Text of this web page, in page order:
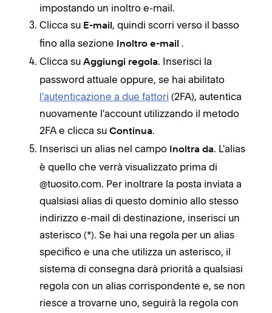
impostando un inoltro e-mail.
Clicca su E-mail , quindi scorri verso il basso
fino alla sezione
Inoltro e-mail
.
Clicca su Aggiungi regola. Inserisci la
password attuale oppure, se hai abilitato
l'autenticazione a due fattori (2FA), autentica
nuovamente l'account utilizzando il metodo
2FA e clicca su Continua.
Inserisci un alias nel campo
Inoltra da. L'alias
è quello che verrà visualizzato prima di
@tuosito.com. Per inoltrare la posta inviata a
qualsiasi alias di questo dominio allo stesso
indirizzo e-mail di destinazione, inserisci un
asterisco (*). Se hai una regola per un alias
specifico e una che utilizza un asterisco, il
sistema di consegna darà priorità a qualsiasi
regola con un alias corrispondente e, se non
riesce a trovarne uno, seguirà la regola con